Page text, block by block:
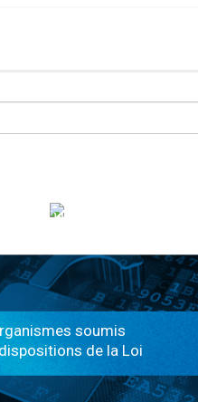
الهياكل الخاضعة لقانون النفاذ
soumis
de la Loi